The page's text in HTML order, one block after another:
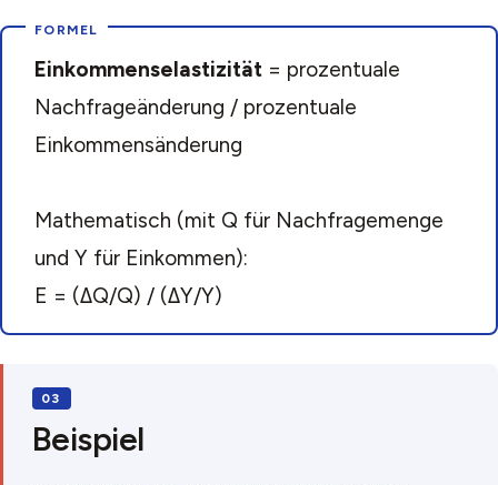
Einkommenselastizität = prozentuale
Nachfrageänderung / prozentuale
Einkommensänderung
Mathematisch (mit Q für Nachfragemenge
und Y für Einkommen):
E = (ΔQ/Q) / (ΔY/Y)
Beispiel